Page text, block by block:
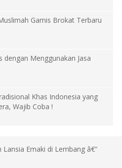
Gamis Brokat Terbaru
dengan Menggunakan Jasa
Khas Indonesia yang
Wajib Coba !
Lansia Emaki di Lembang â€“